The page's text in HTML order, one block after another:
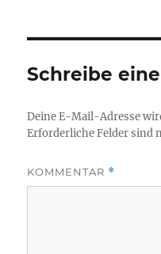
Schreibe
Deine E-Mail-Adresse
Erforderliche Felder sind
KOMMENTAR *